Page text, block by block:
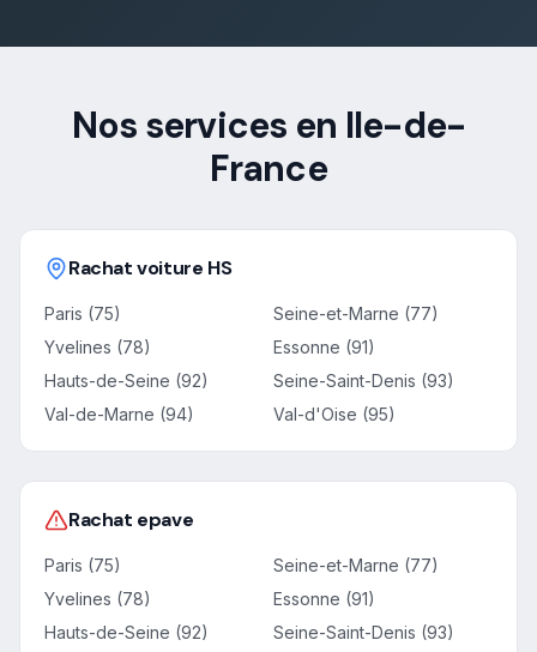
Nos services en Ile-de-
France
Rachat voiture HS
Paris (75)
Seine-et-Marne (77)
Yvelines (78)
Essonne (91)
Hauts-de-Seine (92)
Seine-Saint-Denis (93)
Val-de-Marne (94)
Val-d'Oise (95)
Rachat epave
Paris (75)
Seine-et-Marne (77)
Yvelines (78)
Essonne (91)
Hauts-de-Seine (92)
Seine-Saint-Denis (93)